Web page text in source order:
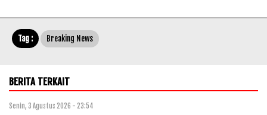
Tag : Breaking News
BERITA TERKAIT
Senin, 3 Agustus 2026 - 23:54